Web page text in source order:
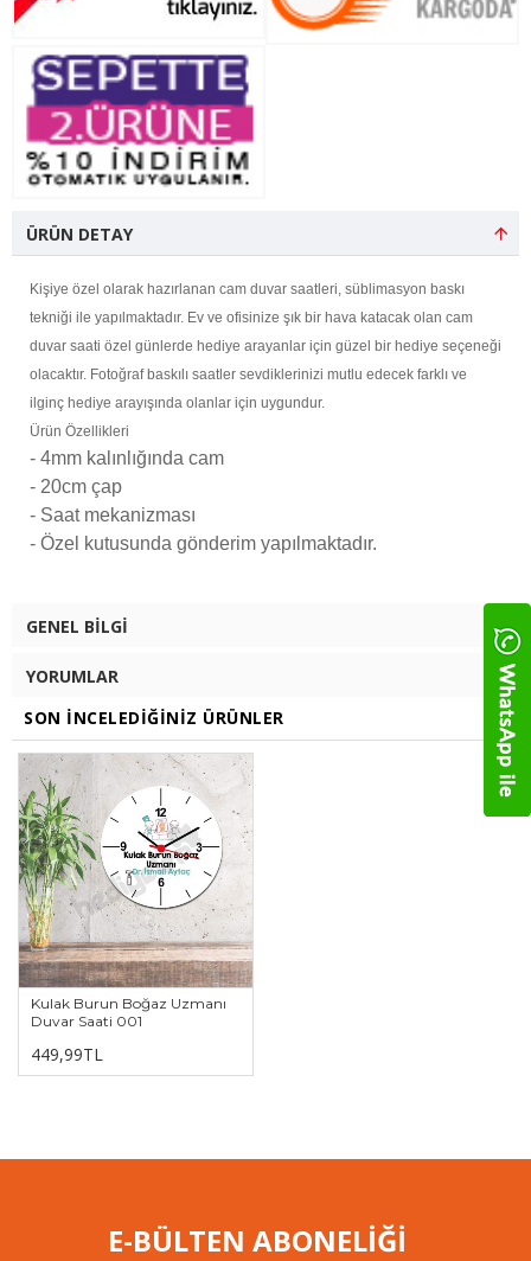
ÜRÜN DETAY
Kişiye özel olarak hazırlanan cam duvar saatleri, süblimasyon baskı
tekniği ile yapılmaktadır. Ev ve ofisinize şık bir hava katacak olan cam
duvar saati özel günlerde hediye arayanlar için güzel bir hediye seçeneği
olacaktır. Fotoğraf baskılı saatler sevdiklerinizi mutlu edecek farklı ve
ilginç hediye arayışında olanlar için uygundur.
Ürün Özellikleri
- 4mm kalınlığında cam
- 20cm çap
- Saat mekanizması
- Özel kutusunda gönderim yapılmaktadır.
GENEL BILGI
YORUMLAR
SON İNCELEDIĞINIZ ÜRÜNLER
Kulak Burun Boğaz Uzmanı
Duvar Saati 001
449,99TL
E-BÜLTEN ABONELİĞİ